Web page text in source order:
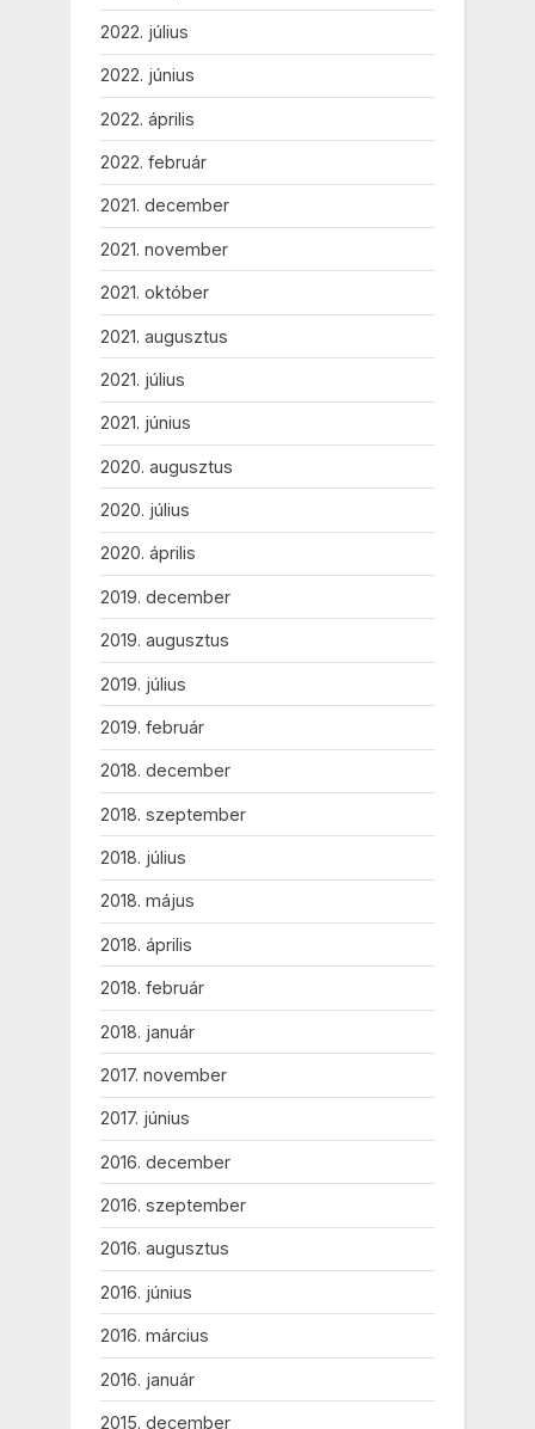
2022. július
2022. június
2022. április
2022. február
2021. december
2021. november
2021. október
2021. augusztus
2021. július
2021. június
2020. augusztus
2020. július
2020. április
2019. december
2019. augusztus
2019. július
2019. február
2018. december
2018. szeptember
2018. július
2018. május
2018. április
2018. február
2018. január
2017. november
2017. június
2016. december
2016. szeptember
2016. augusztus
2016. június
2016. március
2016. január
2015. december